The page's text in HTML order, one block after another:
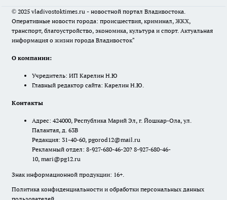
© 2025 vladivostoktimes.ru - новостной портал Владивостока.
Оперативные новости города: происшествия, криминал, ЖКХ,
транспорт, благоустройство, экономика, культура и спорт. Актуальная
информация о жизни города Владивосток"
О компании:
Учредитель: ИП Карелин Н.Ю
Главный редактор сайта: Карелин Н.Ю.
Контакты
Адрес: 424000, Республика Марий Эл, г. Йошкар-Ола, ул.
Палантая, д. 63В
Редакция: 31-40-60, pgorod12@mail.ru
Рекламный отдел: 8-927-680-46-20? 8-927-680-46-
10, mari@pg12.ru
Знак информационной продукции: 16+.
Политика конфиденциальности и обработки персональных данных